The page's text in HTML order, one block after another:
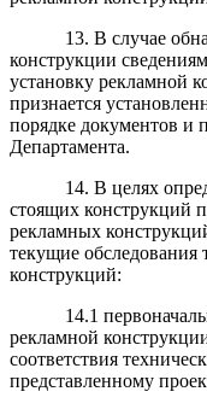
13. В случае
конструкции
установку рекламной
признается
порядке документов и
Департамента.
14. В целях
стоящих конструкций
рекламных
текущие обследования
конструкций:
14.1
рекламной
соответствия
представленному